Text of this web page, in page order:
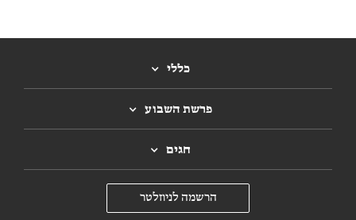
כללי
פרשת השבוע
חגים
הרשמה לניוזלטר